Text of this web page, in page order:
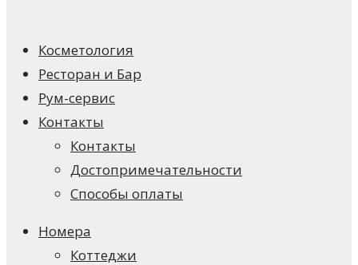
Косметология
Ресторан и Бар
Рум-сервис
Контакты
Контакты
Достопримечательности
Способы оплаты
Номера
Коттеджи